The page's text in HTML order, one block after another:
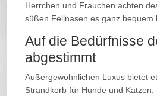
Herrchen und Frauchen achten
süßen Fellnasen es ganz bequem
Auf die Bedürfnisse
abgestimmt
Außergewöhnlichen Luxus bietet
Strandkorb für Hunde und